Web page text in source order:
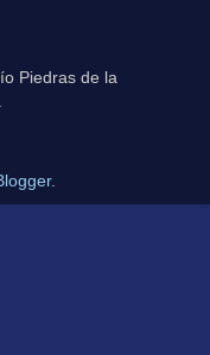
Piedras de la
.